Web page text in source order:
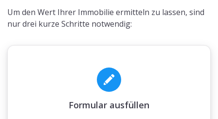
Um den Wert Ihrer Immobilie ermitteln zu lassen, sind
nur drei kurze Schritte notwendig:
Formular ausfüllen